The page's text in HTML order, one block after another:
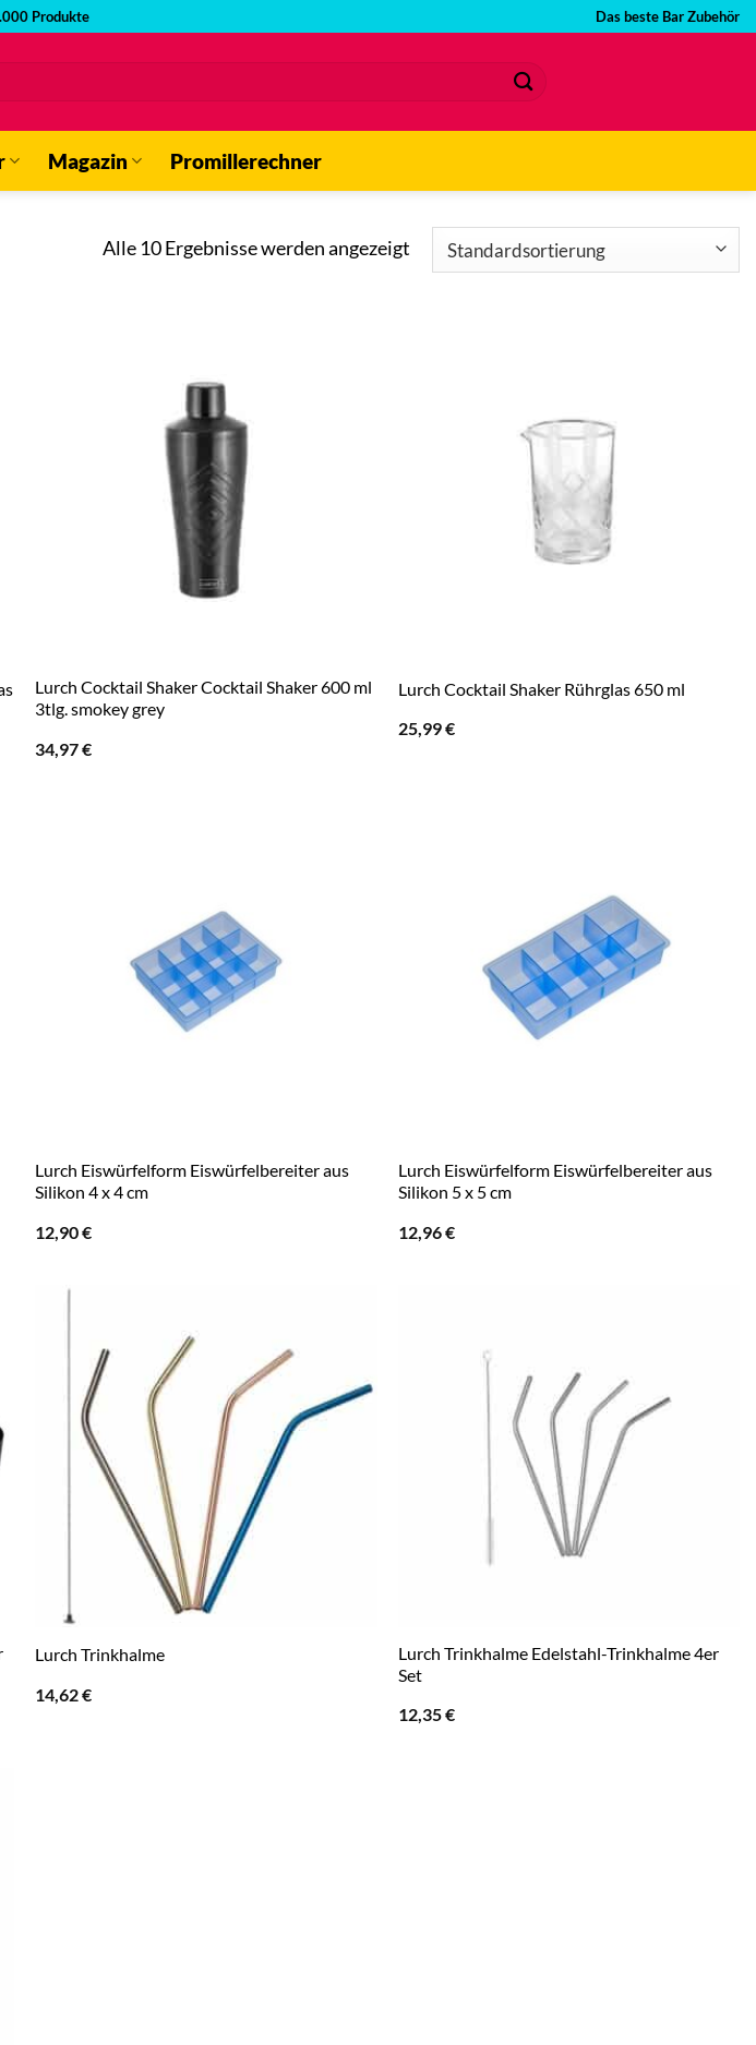
Produkte Das beste Bar Zubehör
Magazin Promillerechner
Alle 10 Ergebnisse werden angezeigt
Lurch Cocktail Shaker Cocktail Shaker 600 ml
3tlg. smokey grey
34,97€
Lurch Cocktail Shaker Rührglas 650 ml
25,99€
Lurch Eiswürfelform Eiswürfelbereiter aus
Silikon 4 x 4 cm
12,90€
Lurch Eiswürfelform Eiswürfelbereiter aus
Silikon 5 x 5 cm
12,96€
Lurch Trinkhalme
14,62€
Lurch Trinkhalme Edelstahl-Trinkhalme 4er
Set
12,35€